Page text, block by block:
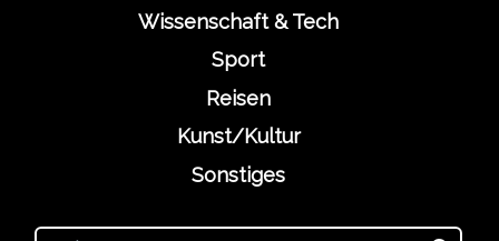
Wissenschaft & Tech
Sport
Reisen
Kunst/Kultur
Sonstiges